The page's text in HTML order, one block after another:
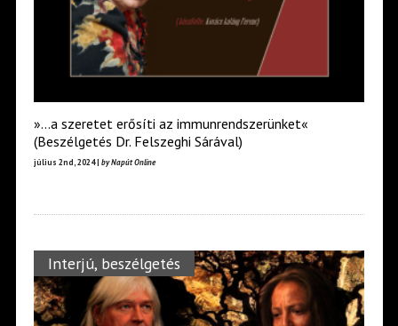
»…a szeretet erősíti az immunrendszerünket«
(Beszélgetés Dr. Felszeghi Sárával)
július 2nd, 2024 | by Napút Online
Interjú, beszélgetés